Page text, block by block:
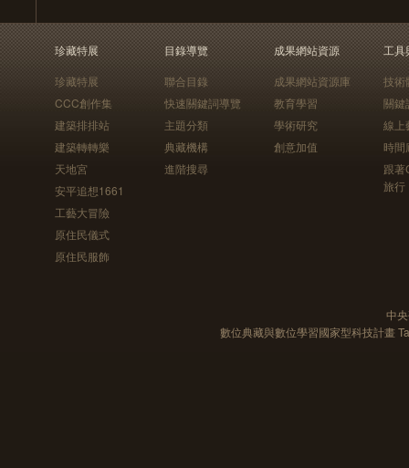
珍藏特展
珍藏特展
CCC創作集
建築排排站
建築轉轉樂
天地宮
安平追想1661
工藝大冒險
原住民儀式
原住民服飾
目錄導覽
聯合目錄
快速關鍵詞導覽
主題分類
典藏機構
進階搜尋
成果網站資源
成果網站資源庫
教育學習
學術研究
創意加值
工具
技術
關鍵
線上
時間
跟
旅行
中
數位典藏與數位學習國家型科技計畫